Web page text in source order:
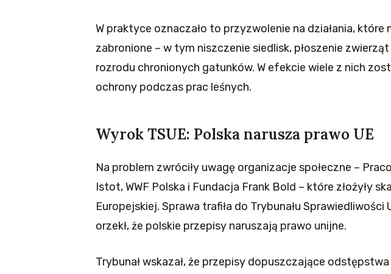
W praktyce oznaczało to przyzwolenie na działania, które
zabronione – w tym niszczenie siedlisk, płoszenie
rozrodu chronionych gatunków. W efekcie wiele z nich
ochrony podczas prac leśnych.
Wyrok TSUE: Polska narusza prawo UE
Na problem zwróciły uwagę organizacje społeczne –
Istot, WWF Polska i Fundacja Frank Bold – które złożyły
Europejskiej. Sprawa trafiła do Trybunału Sprawiedliwości
orzekł, że polskie przepisy naruszają prawo unijne.
Trybunał wskazał, że przepisy dopuszczające